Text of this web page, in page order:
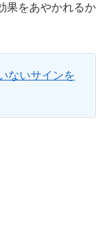
果をあやかれるか
ないサインを